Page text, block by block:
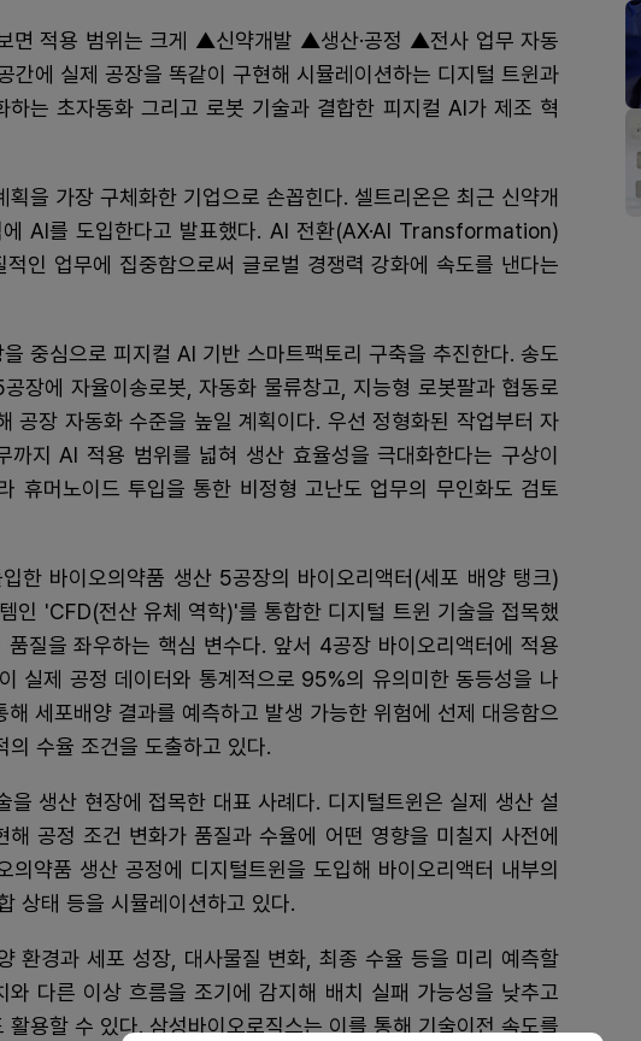
면 적용 범위는 크게 ▲신약개발 ▲생산·공정 ▲전사 업무 자동
간에 실제 공장을 똑같이 구현해 시뮬레이션하는 디지털 트윈과
는 초자동화 그리고 로봇 기술과 결합한 피지컬 AI가 제조 혁
을 가장 구체화한 기업으로 손꼽힌다. 셀트리온은 최근 신약개
에 AI를 도입한다고 발표했다. AI 전환(AX·AI Transformation)
인 업무에 집중함으로써 글로벌 경쟁력 강화에 속도를 낸다는
중심으로 피지컬 AI 기반 스마트팩토리 구축을 추진한다. 송도
장에 자율이송로봇, 자동화 물류창고, 지능형 로봇팔과 협동로
공장 자동화 수준을 높일 계획이다. 우선 정형화된 작업부터 자
지 AI 적용 범위를 넓혀 생산 효율성을 극대화한다는 구상이
휴머노이드 투입을 통한 비정형 고난도 업무의 무인화도 검토
한 바이오의약품 생산 5공장의 바이오리액터(세포 배양 탱크)
인 'CFD(전산 유체 역학)'를 통합한 디지털 트윈 기술을 접목했
질을 좌우하는 핵심 변수다. 앞서 4공장 바이오리액터에 적용
실제 공정 데이터와 통계적으로 95%의 유의미한 동등성을 나
세포배양 결과를 예측하고 발생 가능한 위험에 선제 대응함으
수율 조건을 도출하고 있다.
을 생산 현장에 접목한 대표 사례다. 디지털트윈은 실제 생산 설
공정 조건 변화가 품질과 수율에 어떤 영향을 미칠지 사전에
의약품 생산 공정에 디지털트윈을 도입해 바이오리액터 내부의
상태 등을 시뮬레이션하고 있다.
환경과 세포 성장, 대사물질 변화, 최종 수율 등을 미리 예측할
다른 이상 흐름을 조기에 감지해 배치 실패 가능성을 낮추고
용할 수 있다. 삼성바이오로직스는 이를 통해 기술이전 속도를